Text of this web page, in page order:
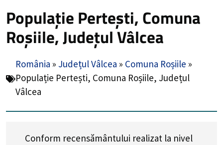
Populație Pertești, Comuna
Roșiile, Județul Vâlcea
România » Județul Vâlcea » Comuna Roșiile »
Populație Pertești, Comuna Roșiile, Județul
Vâlcea
Conform recensământului realizat la nivel